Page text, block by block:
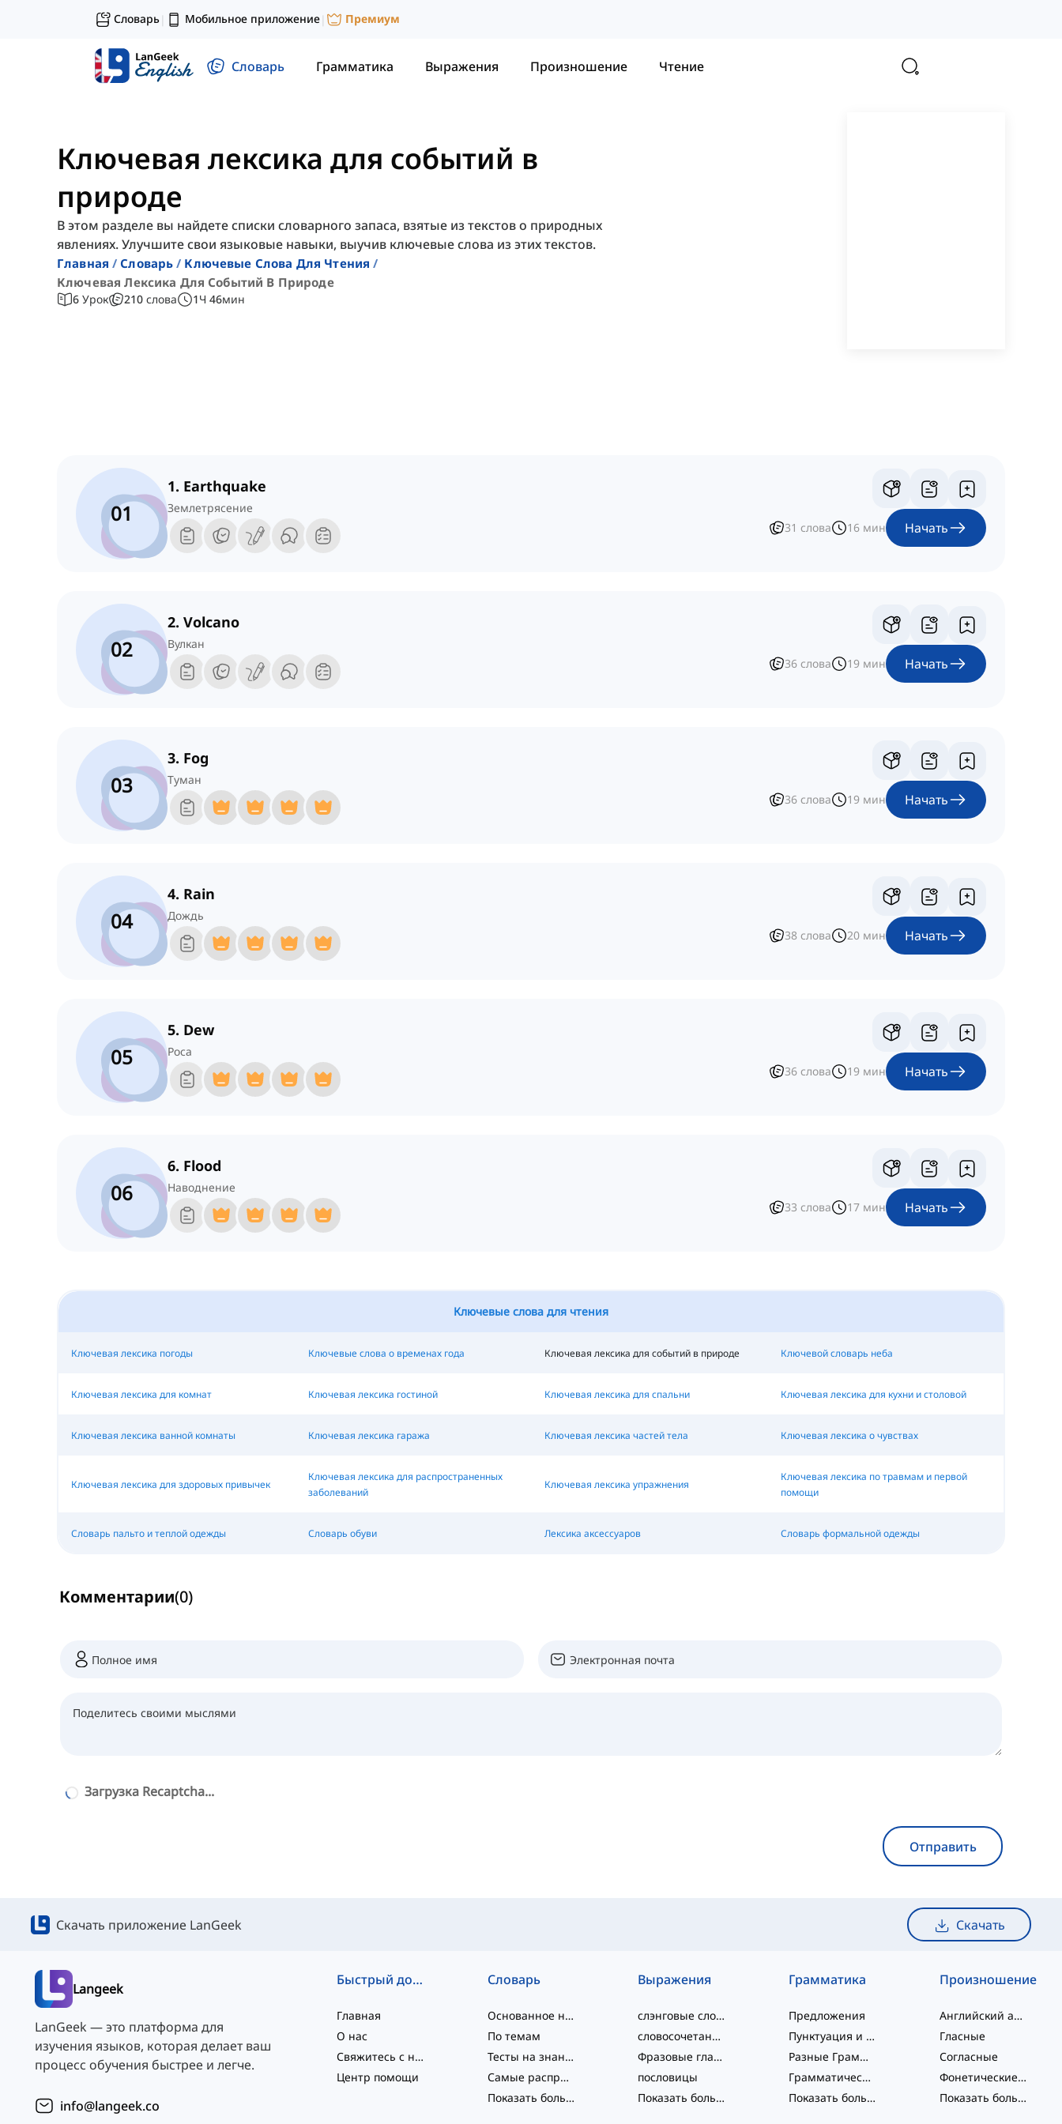
Словарь| Мобильное приложение| Премиум
Словарь Грамматика Выражения Произношение Чтение
Ключевая лексика для событий в
природе
В этом разделе вы найдете списки словарного запаса, взятые из текстов о природных
явлениях. Улучшите свои языковые навыки, выучив ключевые слова из этих текстов.
Главная Словарь
Ключевые Слова Для Чтения
Ключевая Лексика Для Событий В Природе
6 Урок 210 слова 1Ч 46мин
01
1. Earthquake
Землетрясение
31 слова 16 мин Начать
02
2. Volcano
Вулкан
36 слова 19 мин Начать
03
3. Fog
Туман
36 слова 19 мин Начать
04
4. Rain
Дождь
38 слова 20 мин Начать
05
5. Dew
Роса
36 слова 19 мин Начать
06
6. Flood
Наводнение
33 слова 17 мин Начать
Ключевые слова для чтения
Ключевая лексика погоды Ключевые слова о временах года Ключевая лексика для событий в природе Ключевой словарь неба
Ключевая лексика для комнат Ключевая лексика гостиной Ключевая лексика для спальни Ключевая лексика для кухни и столовой
Ключевая лексика ванной комнаты Ключевая лексика гаража Ключевая лексика частей тела Ключевая лексика о чувствах
Ключевая лексика для здоровых привычек
Ключевая лексика для распространенных
заболеваний
Ключевая лексика упражнения
Ключевая лексика по травмам и первой
помощи
Словарь пальто и теплой одежды Словарь обуви Лексика аксессуаров Словарь формальной одежды
Комментарии(0)
Загрузка Recaptcha...
Отправить
Скачать приложение LanGeek Скачать
Langeek
LanGeek — это платформа для
изучения языков, которая делает ваш
процесс обучения быстрее и легче.
info@langeek.co
Быстрый доступ
Главная
О нас
Свяжитесь с нами
Центр помощи
Словарь
Основанное на уровне
По темам
Тесты на знание языка
Самые распространённые
Показать больше
Выражения
слэнговые слова
словосочетания
Фразовые глаголы
пословицы
Показать больше
Грамматика
Предложения
Пунктуация и Орфография
Разные Грамматические Темы
Грамматические Функции
Показать больше
Произношение
Английский алфавит
Гласные
Согласные
Фонетические концепции
Показать больше